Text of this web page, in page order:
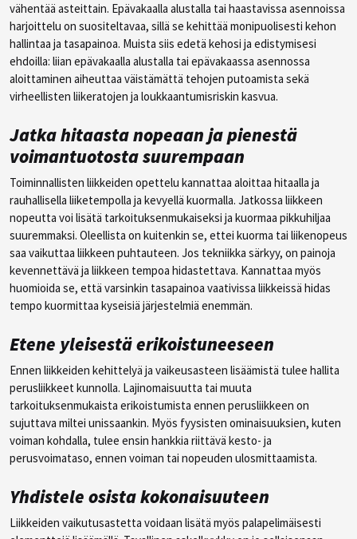
vähentää asteittain. Epävakaalla alustalla tai haastavissa asennoissa
harjoittelu on suositeltavaa, sillä se kehittää monipuolisesti kehon
hallintaa ja tasapainoa. Muista siis edetä kehosi ja edistymisesi
ehdoilla: liian epävakaalla alustalla tai epävakaassa asennossa
aloittaminen aiheuttaa väistämättä tehojen putoamista sekä
virheellisten liikeratojen ja loukkaantumisriskin kasvua.
Jatka hitaasta nopeaan ja pienestä
voimantuotosta suurempaan
Toiminnallisten liikkeiden opettelu kannattaa aloittaa hitaalla ja
rauhallisella liiketempolla ja kevyellä kuormalla. Jatkossa liikkeen
nopeutta voi lisätä tarkoituksenmukaiseksi ja kuormaa pikkuhiljaa
suuremmaksi. Oleellista on kuitenkin se, ettei kuorma tai liikenopeus
saa vaikuttaa liikkeen puhtauteen. Jos tekniikka särkyy, on painoja
kevennettävä ja liikkeen tempoa hidastettava. Kannattaa myös
huomioida se, että varsinkin tasapainoa vaativissa liikkeissä hidas
tempo kuormittaa kyseisiä järjestelmiä enemmän.
Etene yleisestä erikoistuneeseen
Ennen liikkeiden kehittelyä ja vaikeusasteen lisäämistä tulee hallita
perusliikkeet kunnolla. Lajinomaisuutta tai muuta
tarkoituksenmukaista erikoistumista ennen perusliikkeen on
sujuttava miltei unissaankin. Myös fyysisten ominaisuuksien, kuten
voiman kohdalla, tulee ensin hankkia riittävä kesto- ja
perusvoimataso, ennen voiman tai nopeuden ulosmittaamista.
Yhdistele osista kokonaisuuteen
Liikkeiden vaikutusastetta voidaan lisätä myös palapelimäisesti